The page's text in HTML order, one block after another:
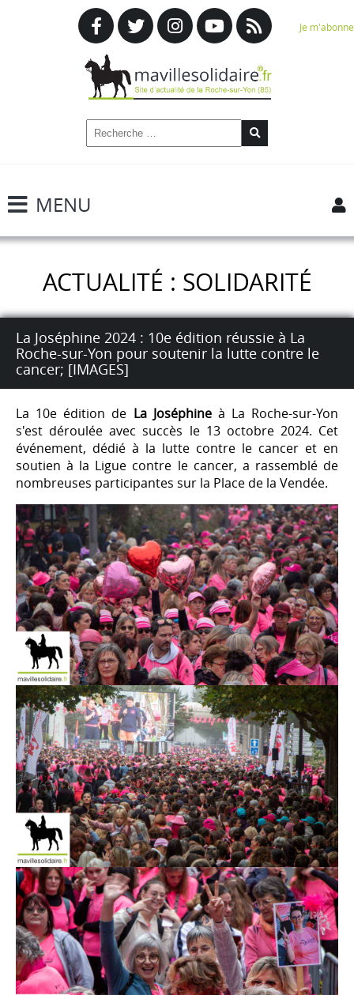
Je m'abonne
MENU
ACTUALITÉ : SOLIDARITÉ
La Joséphine 2024 : 10e édition réussie à La
Roche-sur-Yon pour soutenir la lutte contre le
cancer; [IMAGES]
La 10e édition de La Joséphineà La Roche-sur-Yon
s'est déroulée avec succès le 13 octobre 2024. Cet
événement, dédié à la lutte contre le cancer et en
soutien à la Ligue contre le cancer, a rassemblé de
nombreuses participantes sur la Place de la Vendée.